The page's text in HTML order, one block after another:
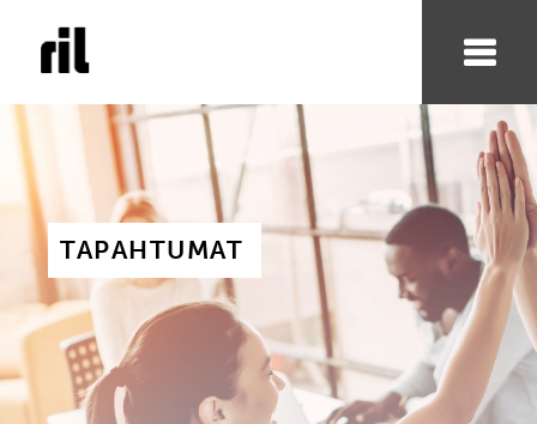
TAPAHTUMAT